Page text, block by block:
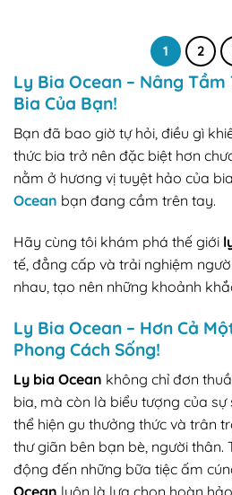
1 2
Ly Bia Ocean – Nâng
Bia Của Bạn!
Bạn đã bao giờ tự hỏi, điều gì
thức bia trở nên đặc biệt hơn
nằm ở hương vị tuyệt hảo của
Ocean bạn đang cầm trên tay.
Hãy cùng tôi khám phá thế giới
tế, đẳng cấp và trải nghiệm
nhau, tạo nên những khoảnh
Ly Bia Ocean – Hơn Cả
Phong Cách Sống!
Ly bia Ocean không chỉ đơn
bia, mà còn là biểu tượng của sự
thể hiện gu thưởng thức và trân
thư giãn bên bạn bè, người thân.
động đến những bữa tiệc ấm